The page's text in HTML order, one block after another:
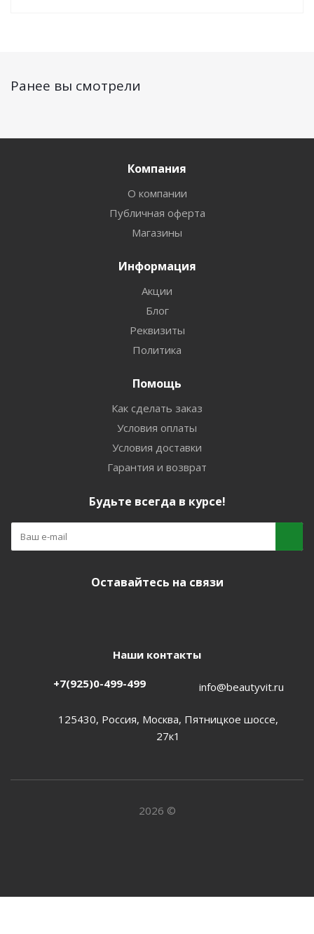
Ранее вы смотрели
Компания
О компании
Публичная оферта
Магазины
Информация
Акции
Блог
Реквизиты
Политика
Помощь
Как сделать заказ
Условия оплаты
Условия доставки
Гарантия и возврат
Будьте всегда в курсе!
Оставайтесь на связи
Наши контакты
+7(925)0-499-499 info@beautyvit.ru
125430, Россия, Москва, Пятницкое шоссе,
27к1
2026 ©